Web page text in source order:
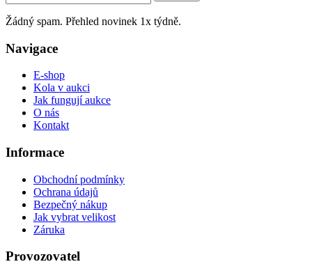
Žádný spam. Přehled novinek 1x týdně.
Navigace
E-shop
Kola v aukci
Jak fungují aukce
O nás
Kontakt
Informace
Obchodní podmínky
Ochrana údajů
Bezpečný nákup
Jak vybrat velikost
Záruka
Provozovatel